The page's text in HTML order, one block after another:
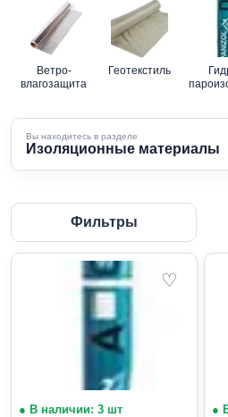
Ветро-
влагозащита
Геотекстиль
Вы находитесь в разделе
Изоляционные материалы
Фильтры
♡
● В наличии: 3 шт ●